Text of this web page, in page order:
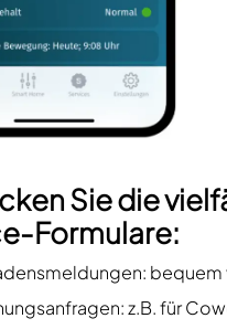
Sie die
Formulare:
z.B. für